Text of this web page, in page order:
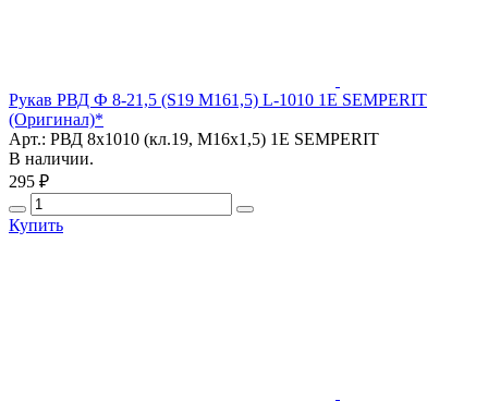
Рукав РВД Ф 8-21,5 (S19 М161,5) L-1010 1E SEMPERIT
(Оригинал)*
Арт.: РВД 8х1010 (кл.19, M16х1,5) 1E SEMPERIT
В наличии.
295 ₽
Купить